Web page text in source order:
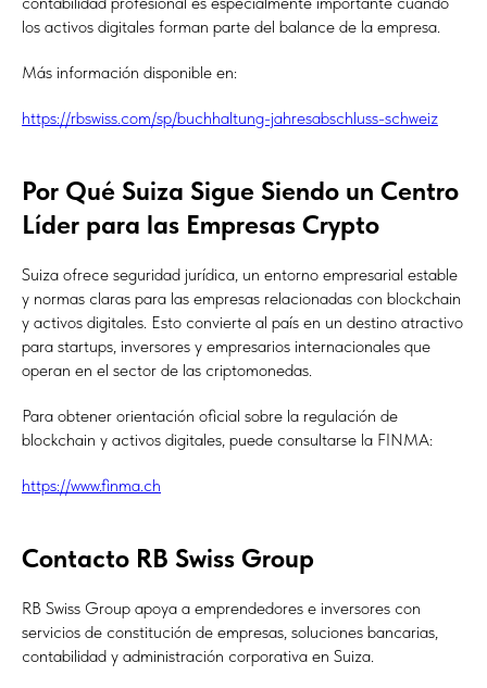
los activos digitales forman parte del balance de la empresa.
Más información disponible en:
https://rbswiss.com/sp/buchhaltung-jahresabschluss-schweiz
Por Qué Suiza Sigue Siendo un Centro
Líder para las Empresas Crypto
Suiza ofrece seguridad jurídica, un entorno empresarial estable
y normas claras para las empresas relacionadas con blockchain
y activos digitales. Esto convierte al país en un destino atractivo
para startups, inversores y empresarios internacionales que
operan en el sector de las criptomonedas.
Para obtener orientación oficial sobre la regulación de
blockchain y activos digitales, puede consultarse la FINMA:
https://www.finma.ch
Contacto RB Swiss Group
RB Swiss Group apoya a emprendedores e inversores con
servicios de constitución de empresas, soluciones bancarias,
contabilidad y administración corporativa en Suiza.